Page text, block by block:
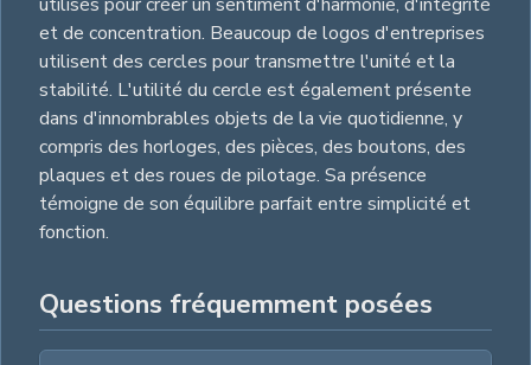
et de concentration. Beaucoup de logos d'entreprises
utilisent des cercles pour transmettre l'unité et la
stabilité. L'utilité du cercle est également présente
dans d'innombrables objets de la vie quotidienne, y
compris des horloges, des pièces, des boutons, des
plaques et des roues de pilotage. Sa présence
témoigne de son équilibre parfait entre simplicité et
fonction.
Questions fréquemment posées